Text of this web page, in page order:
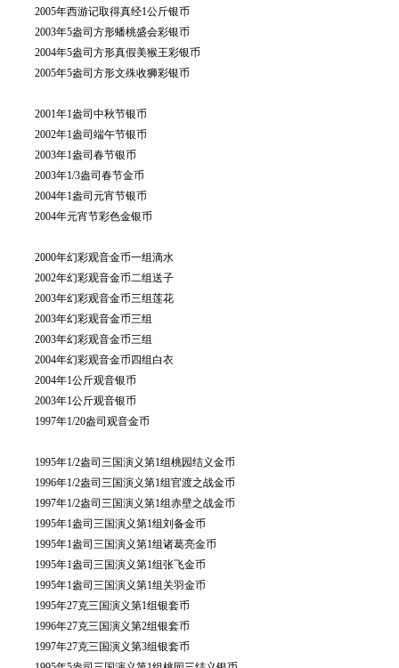
2005年西游记取得真经1公斤银币
2003年5盎司方形蟠桃盛会彩银币
2004年5盎司方形真假美猴王彩银币
2005年5盎司方形文殊收狮彩银币
2001年1盎司中秋节银币
2002年1盎司端午节银币
2003年1盎司春节银币
2003年1/3盎司春节金币
2004年1盎司元宵节银币
2004年元宵节彩色金银币
2000年幻彩观音金币一组滴水
2002年幻彩观音金币二组送子
2003年幻彩观音金币三组莲花
2003年幻彩观音金币三组
2003年幻彩观音金币三组
2004年幻彩观音金币四组白衣
2004年1公斤观音银币
2003年1公斤观音银币
1997年1/20盎司观音金币
1995年1/2盎司三国演义第1组桃园结义金币
1996年1/2盎司三国演义第1组官渡之战金币
1997年1/2盎司三国演义第1组赤壁之战金币
1995年1盎司三国演义第1组刘备金币
1995年1盎司三国演义第1组诸葛亮金币
1995年1盎司三国演义第1组张飞金币
1995年1盎司三国演义第1组关羽金币
1995年27克三国演义第1组银套币
1996年27克三国演义第2组银套币
1997年27克三国演义第3组银套币